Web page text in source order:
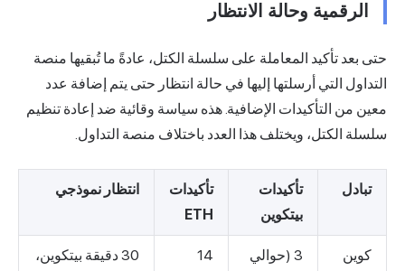
الرقمية وحالة الانتظار
حتى بعد تأكيد المعاملة على سلسلة الكتل، عادةً ما تُبقيها منصة
التداول التي أرسلتها إليها في حالة انتظار حتى يتم إضافة عدد
معين من التأكيدات الإضافية. هذه سياسة وقائية ضد إعادة تنظيم
سلسلة الكتل، ويختلف هذا العدد باختلاف منصة التداول.
تبادل
تأكيدات
بيتكوين
تأكيدات
ETH
انتظار نموذجي
كوين
3 (حوالي
14
30 دقيقة بيتكوين،